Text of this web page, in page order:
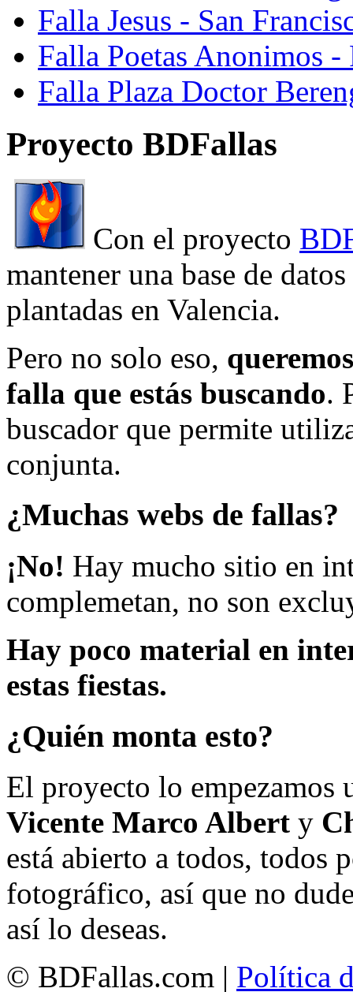
Falla Jesus - San
Falla Poetas Anonimos
Falla Plaza Doctor
Proyecto BDFallas
Con el proyecto
mantener una base de
plantadas en Valencia.
Pero no solo eso,
falla que estás buscando.
buscador que permite
conjunta.
¿Muchas webs de fallas?
¡No! Hay mucho sitio en
complemetan, no son
Hay poco material en
estas fiestas.
¿Quién monta esto?
El proyecto lo empezamos
Vicente Marco Albert y
está abierto a todos, todos
fotográfico, así que no
así lo deseas.
© BDFallas.com | Política